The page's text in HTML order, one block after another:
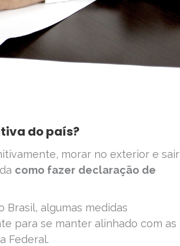
do país?
morar no exterior e sair
como fazer declaração de
Brasil, algumas medidas
para se manter alinhado com as
Federal.